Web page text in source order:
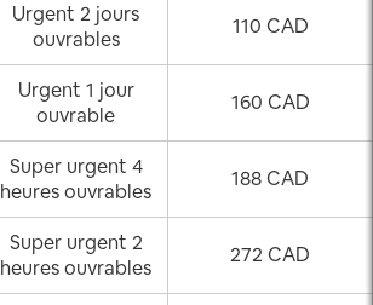
Urgent 2 jours
ouvrables
110 CAD
Urgent 1 jour
ouvrable
160 CAD
Super urgent 4
heures ouvrables
188 CAD
Super urgent 2
heures ouvrables
272 CAD